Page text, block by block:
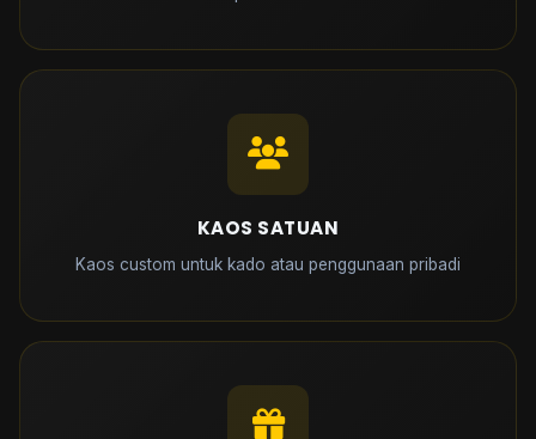
KAOS SATUAN
Kaos custom untuk kado atau penggunaan pribadi